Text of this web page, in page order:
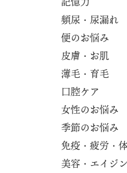
頻尿・尿漏れ
便のお悩み
皮膚・お肌
薄毛・育毛
口腔ケア
女性のお悩み
季節のお悩み
免疫・疲労・
美容・エイジ